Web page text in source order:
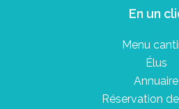
En un
Menu
Élus
Annuaire
Réservation